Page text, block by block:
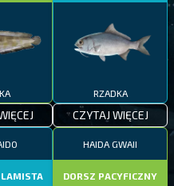
RZADKA
CZYTAJ WIĘCEJ
HAIDA GWAII
DORSZ PACYFICZNY